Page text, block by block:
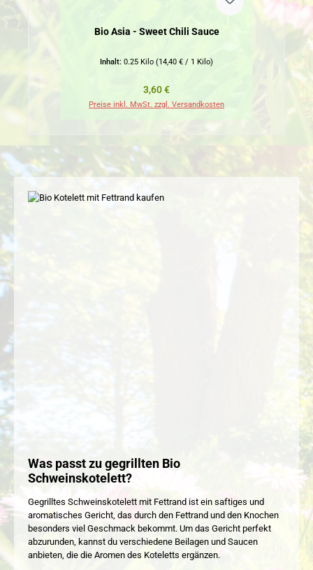
Bio Asia - Sweet Chili Sauce
Inhalt: 0.25 Kilo (14,40 € / 1 Kilo)
Regulärer Preis:
3,60 €
Preise inkl. MwSt. zzgl. Versandkosten
Was passt zu gegrillten Bio
Schweinskotelett?
Gegrilltes Schweinskotelett mit Fettrand ist ein saftiges und
aromatisches Gericht, das durch den Fettrand und den Knochen
besonders viel Geschmack bekommt. Um das Gericht perfekt
abzurunden, kannst du verschiedene Beilagen und Saucen
anbieten, die die Aromen des Koteletts ergänzen.